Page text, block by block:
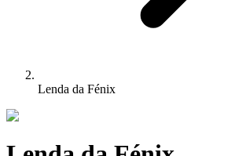
Lenda da Fénix